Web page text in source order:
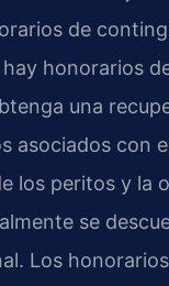
de
honorarios
una
asociados con
los peritos y la
se
Los